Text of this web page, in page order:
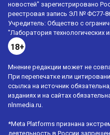
новостей" зарегистрировано
реестровая запись ЭЛ № ФС77-
Учредитель: Общество с
"Лаборатория технологических
18+
Мнение редакции может не
При перепечатке или
ссылка на источник
изданиях и на сайтах
nlnmedia.ru.
*Meta Platforms признана
деятельность в России